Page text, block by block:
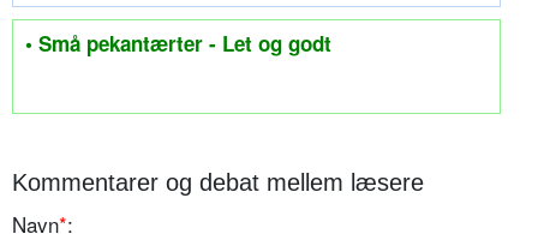
• Små pekantærter - Let og godt
Kommentarer og debat mellem læsere
Navn*: